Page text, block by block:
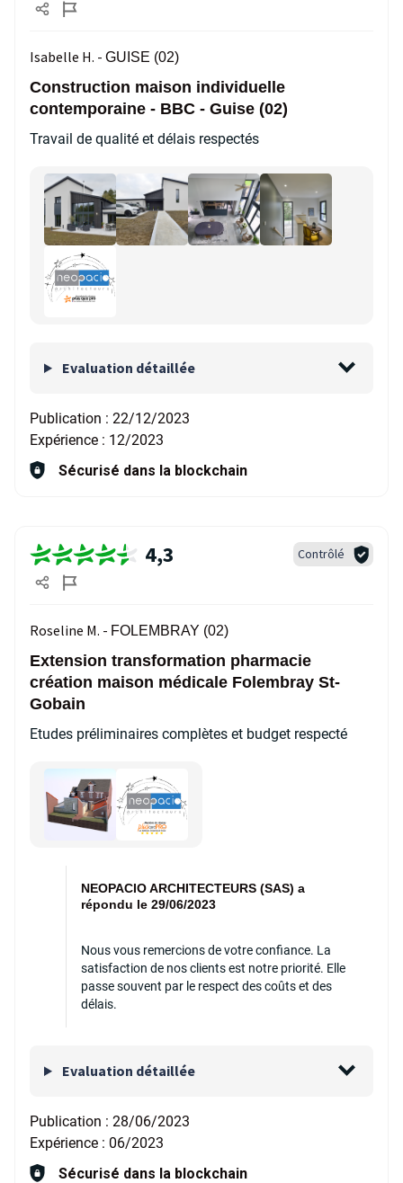
Isabelle H. - GUISE (02)
Construction maison individuelle
contemporaine - BBC - Guise (02)
Travail de qualité et délais respectés
Evaluation détaillée
Publication : 22/12/2023
Expérience : 12/2023
Sécurisé dans la blockchain
4,3 Contrôlé
Roseline M. - FOLEMBRAY (02)
Extension transformation pharmacie
création maison médicale Folembray St-
Gobain
Etudes préliminaires complètes et budget respecté
NEOPACIO ARCHITECTEURS (SAS) a
répondu le 29/06/2023
Nous vous remercions de votre confiance. La
satisfaction de nos clients est notre priorité. Elle
passe souvent par le respect des coûts et des
délais.
Evaluation détaillée
Publication : 28/06/2023
Expérience : 06/2023
Sécurisé dans la blockchain